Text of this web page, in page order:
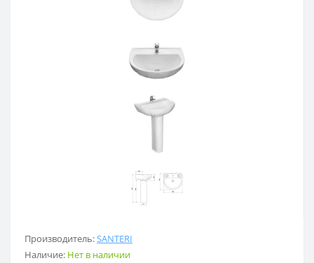
Производитель:SANTERI
Наличие: Нет в наличии